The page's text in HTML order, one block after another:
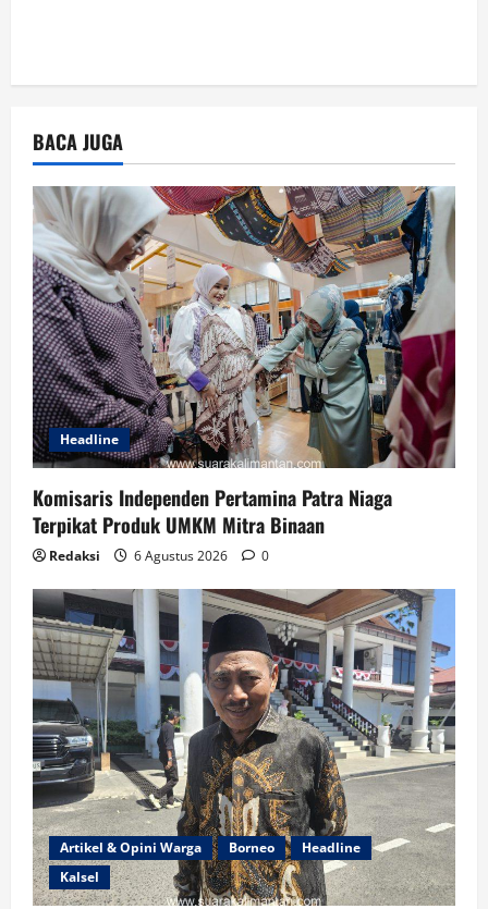
BACA JUGA
Headline
Komisaris Independen Pertamina Patra Niaga
Terpikat Produk UMKM Mitra Binaan
Redaksi 6 Agustus 2026 0
Artikel & Opini Warga Borneo
Headline
Kalsel